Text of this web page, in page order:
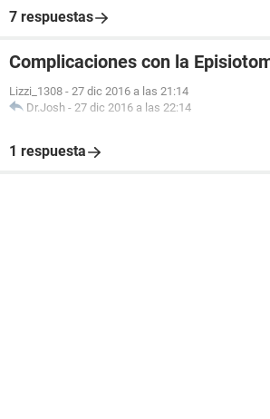
7 respuestas
Complicaciones con la
Lizzi_1308 - 27 dic 2016 a las 21:14
Dr.Josh - 27 dic 2016 a las 22:14
1 respuesta